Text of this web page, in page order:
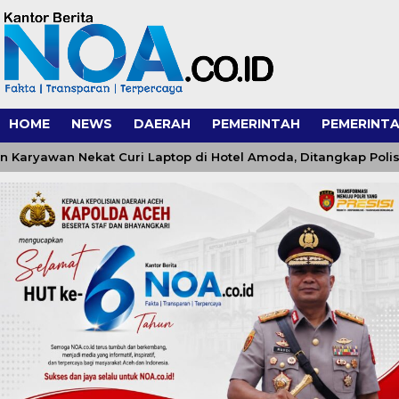
HOME NEWS DAERAH PEMERINTAH
Nekat Curi Laptop di Hotel Amoda, Ditangkap Polisi